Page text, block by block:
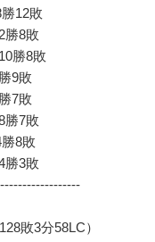
12敗
勝8敗
勝8敗
9敗
7敗
勝7敗
8敗
勝3敗
敗3分58LC）